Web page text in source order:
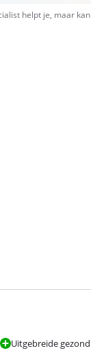
helpt je, maar
Uitgebreide